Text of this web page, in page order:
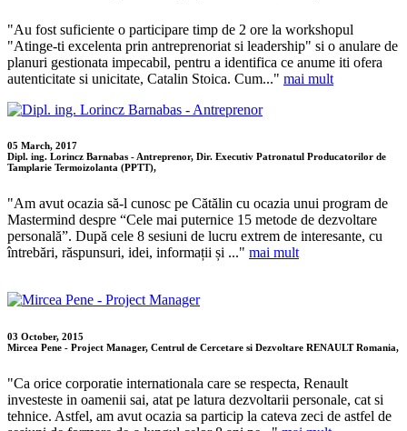
"Au fost suficiente o participare timp de 2 ore la workshopul
"Atinge-ti excelenta prin antreprenoriat si leadership" si o anulare de
planuri gestionata impecabil, pentru a identifica ce anume iti ofera
autenticitate si unicitate, Catalin Stoica. Cum..." mai mult
05 March, 2017
Dipl. ing. Lorincz Barnabas - Antreprenor, Dir. Executiv Patronatul Producatorilor de
Tamplarie Termoizolanta (PPTT),
"Am avut ocazia să-l cunosc pe Cătălin cu ocazia unui program de
Mastermind despre “Cele mai puternice 15 metode de dezvoltare
personală”. După cele 8 sesiuni de lucru extrem de interesante, cu
întrebări, răspunsuri, idei, informații și ..." mai mult
03 October, 2015
Mircea Pene - Project Manager, Centrul de Cercetare si Dezvoltare RENAULT Romania,
"Ca orice corporatie internationala care se respecta, Renault
investeste in oamenii sai, atat pe latura dezvoltarii personale, cat si
tehnice. Astfel, am avut ocazia sa particip la cateva zeci de astfel de